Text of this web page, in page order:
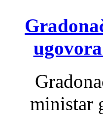
ministar